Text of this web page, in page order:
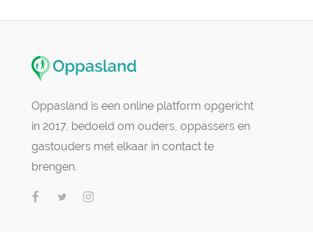
Oppasland is een online platform opgericht
in 2017, bedoeld om ouders, oppassers en
gastouders met elkaar in contact te
brengen.